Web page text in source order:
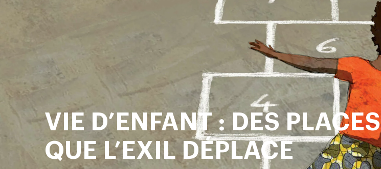
VIE D’ENFANT : DES PLACES
QUE L’EXIL DÉPLACE